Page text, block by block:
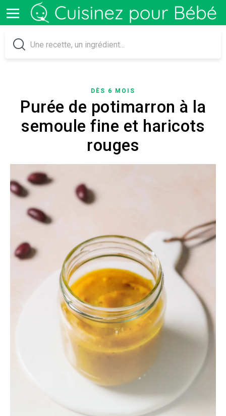
DÈS 6 MOIS
Purée de potimarron à la
semoule fine et haricots
rouges